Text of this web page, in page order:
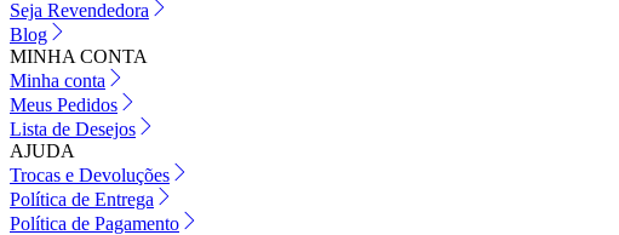
Seja Revendedora
Blog
MINHA CONTA
Minha conta
Meus Pedidos
Lista de Desejos
AJUDA
Trocas e Devoluções
Política de Entrega
Política de Pagamento